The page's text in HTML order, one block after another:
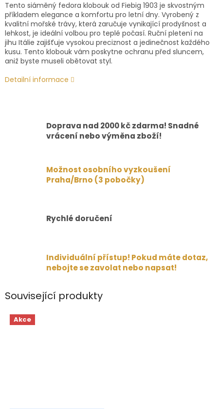
Tento siáměný fedora klobouk od Fiebig 1903 je skvostným
příkladem elegance a komfortu pro letní dny. Vyrobený z
kvalitní mořské trávy, která zaručuje vynikající prodyšnost a
lehkost, je ideální volbou pro teplé počasí. Ruční pletení na
jihu Itálie zajišťuje vysokou preciznost a jedinečnost každého
kusu. Tento klobouk vám poskytne ochranu před sluncem,
aniž byste museli obětovat styl.
Detailní informace
Doprava nad 2000 kč zdarma! Snadné
vrácení nebo výměna zboží!
Možnost osobního vyzkoušení
Praha/Brno (3 pobočky)
Rychlé doručení
Individuální přístup! Pokud máte dotaz,
nebojte se zavolat nebo napsat!
Související produkty
Akce